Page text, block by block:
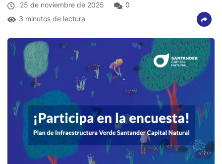
25 de noviembre de 2025
0
3 minutos de lectura